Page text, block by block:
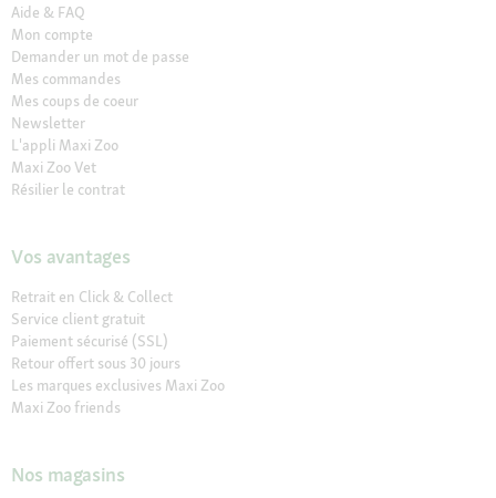
Aide & FAQ
Mon compte
Demander un mot de passe
Mes commandes
Mes coups de coeur
Newsletter
L'appli Maxi Zoo
Maxi Zoo Vet
Résilier le contrat
Vos avantages
Retrait en Click & Collect
Service client gratuit
Paiement sécurisé (SSL)
Retour offert sous 30 jours
Les marques exclusives Maxi Zoo
Maxi Zoo friends
Nos magasins